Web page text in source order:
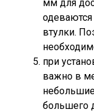
мм для
втулки.
при
важно в
большего